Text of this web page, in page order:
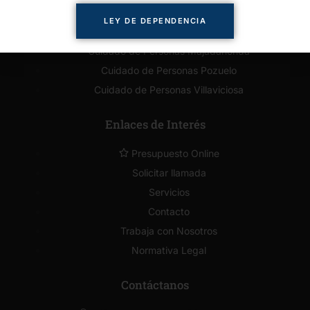
Cuidado de Personas Majadahonda
Cuidado de Personas Pozuelo
Cuidado de Personas Villaviciosa
Enlaces de Interés
Presupuesto Online
Solicitar llamada
Servicios
Contacto
Trabaja con Nosotros
Normativa Legal
Contáctanos
LEY DE DEPENDENCIA